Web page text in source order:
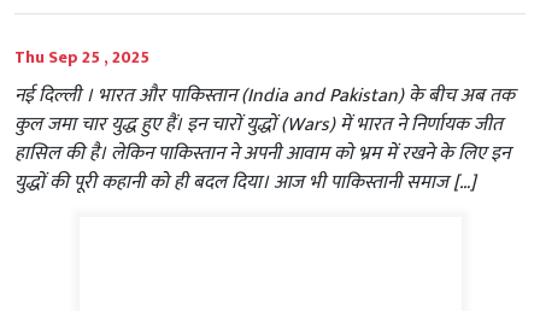
Thu Sep 25 , 2025
नई दिल्‍ली । भारत और पाकिस्तान (India and Pakistan) के बीच अब तक
कुल जमा चार युद्ध हुए हैं। इन चारों युद्धों (Wars) में भारत ने निर्णायक जीत
हासिल की है। लेकिन पाकिस्तान ने अपनी आवाम को भ्रम में रखने के लिए इन
युद्धों की पूरी कहानी को ही बदल दिया। आज भी पाकिस्तानी समाज […]